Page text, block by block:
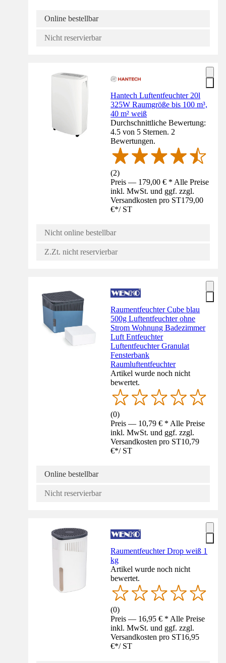
Online bestellbar
Nicht reservierbar
Hantech Luftentfeuchter 20l
325W Raumgröße bis 100 m³,
40 m² weiß
Durchschnittliche Bewertung:
4.5 von 5 Sternen. 2
Bewertungen.
(2)
Preis — 179,00 € * Alle Preise
inkl. MwSt. und ggf. zzgl.
Versandkosten pro ST179,00
€*/ ST
Nicht online bestellbar
Z.Zt. nicht reservierbar
Raumentfeuchter Cube blau
500g Luftentfeuchter ohne
Strom Wohnung Badezimmer
Luft Entfeuchter
Luftentfeuchter Granulat
Fensterbank
Raumluftentfeuchter
Artikel wurde noch nicht
bewertet.
(0)
Preis — 10,79 € * Alle Preise
inkl. MwSt. und ggf. zzgl.
Versandkosten pro ST10,79
€*/ ST
Online bestellbar
Nicht reservierbar
Raumentfeuchter Drop weiß 1
kg
Artikel wurde noch nicht
bewertet.
(0)
Preis — 16,95 € * Alle Preise
inkl. MwSt. und ggf. zzgl.
Versandkosten pro ST16,95
€*/ ST